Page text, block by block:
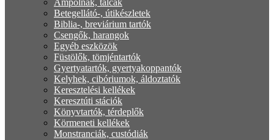
Betegellátó-, útikészletek
Biblia-, breviárium tartók
Csengők, harangok
Egyéb eszközök
Füstölők, tömjéntartók
Gyertyatartók, gyertyakoppantók
Kelyhek, cibóriumok, áldoztatók
Keresztelési kellékek
Keresztúti stációk
Könyvtartók, térdeplők
Körmeneti kellékek
Monstranciák, custódiák